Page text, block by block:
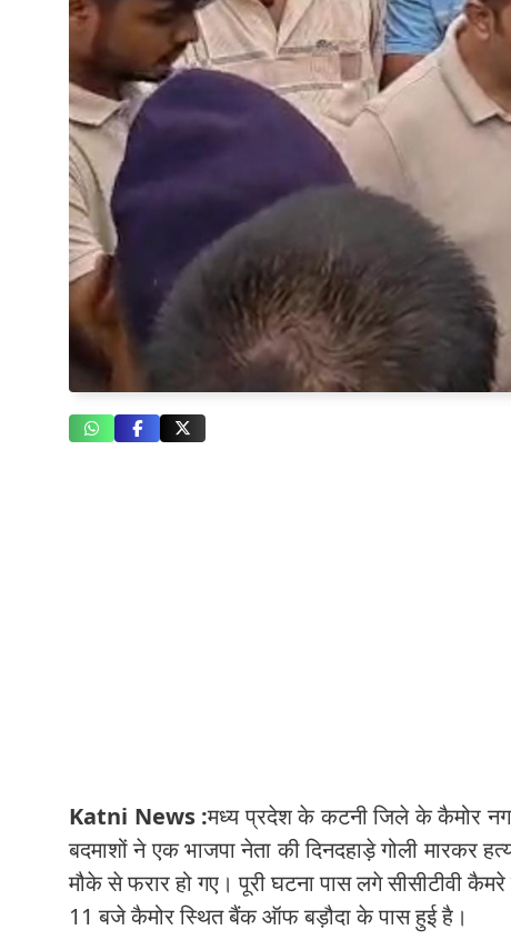
Katni News :मध्य प्रदेश के कटनी जिले के कैमोर
बदमाशों ने एक भाजपा नेता की दिनदहाड़े गोली मारकर
मौके से फरार हो गए। पूरी घटना पास लगे सीसीटीवी
11 बजे कैमोर स्थित बैंक ऑफ बड़ौदा के पास हुई है।